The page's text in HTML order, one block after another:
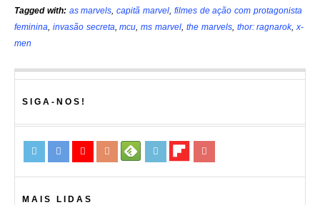
Tagged with: as marvels,capitã marvel, filmes de ação com protagonista
feminina, invasão secreta,mcu,ms marvel, the marvels, thor: ragnarok,x-
men
SIGA-NOS!
MAIS LIDAS